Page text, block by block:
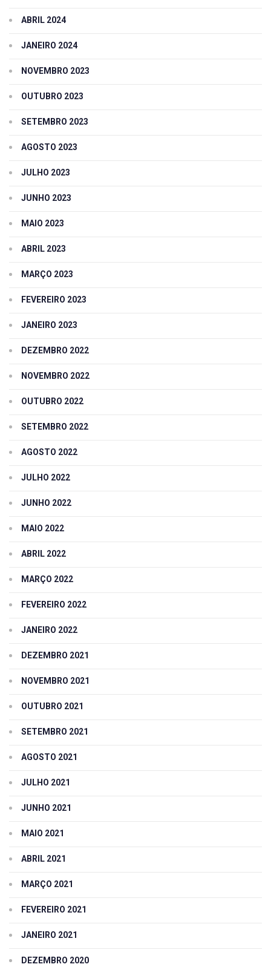
ABRIL 2024
JANEIRO 2024
NOVEMBRO 2023
OUTUBRO 2023
SETEMBRO 2023
AGOSTO 2023
JULHO 2023
JUNHO 2023
MAIO 2023
ABRIL 2023
MARÇO 2023
FEVEREIRO 2023
JANEIRO 2023
DEZEMBRO 2022
NOVEMBRO 2022
OUTUBRO 2022
SETEMBRO 2022
AGOSTO 2022
JULHO 2022
JUNHO 2022
MAIO 2022
ABRIL 2022
MARÇO 2022
FEVEREIRO 2022
JANEIRO 2022
DEZEMBRO 2021
NOVEMBRO 2021
OUTUBRO 2021
SETEMBRO 2021
AGOSTO 2021
JULHO 2021
JUNHO 2021
MAIO 2021
ABRIL 2021
MARÇO 2021
FEVEREIRO 2021
JANEIRO 2021
DEZEMBRO 2020